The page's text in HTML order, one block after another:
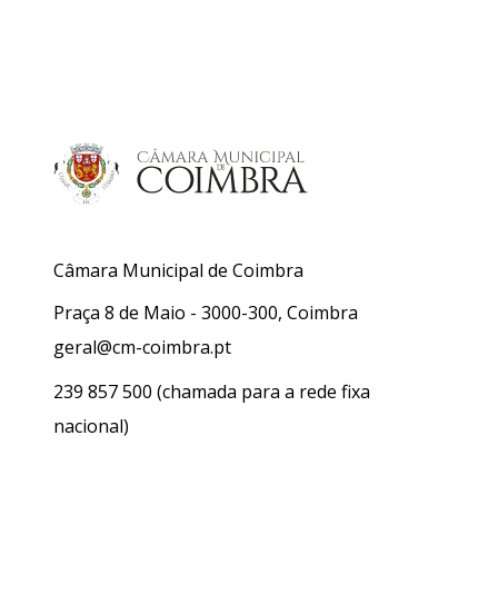
Câmara Municipal de Coimbra
Praça 8 de Maio - 3000-300, Coimbra
geral@cm-coimbra.pt
239 857 500 (chamada para a rede fixa
nacional)